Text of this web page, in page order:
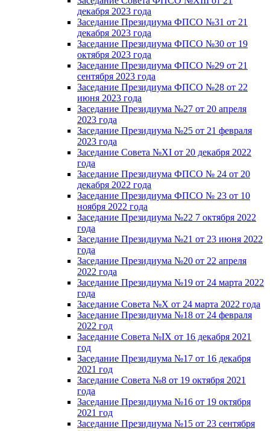
декабря 2023 года
Заседание Президиума ФПСО №31 от 21
декабря 2023 года
Заседание Президиума ФПСО №30 от 19
октября 2023 года
Заседание Президиума ФПСО №29 от 21
сентября 2023 года
Заседание Президиума ФПСО №28 от 22
июня 2023 года
Заседание Президиума №27 от 20 апреля
2023 года
Заседание Президиума №25 от 21 февраля
2023 года
Заседание Совета №XI от 20 декабря 2022
года
Заседание Президиума ФПСО № 24 от 20
декабря 2022 года
Заседание Президиума ФПСО № 23 от 10
ноября 2022 года
Заседание Президиума №22 7 октября 2022
года
Заседание Президиума №21 от 23 июня 2022
года
Заседание Президиума №20 от 22 апреля
2022 года
Заседание Президиума №19 от 24 марта 2022
года
Заседание Совета №X от 24 марта 2022 года
Заседание Президиума №18 от 24 февраля
2022 год
Заседание Совета №IX от 16 декабря 2021
год
Заседание Президиума №17 от 16 декабря
2021 год
Заседание Совета №8 от 19 октября 2021
года
Заседание Президиума №16 от 19 октября
2021 год
Заседание Президиума №15 от 23 сентября